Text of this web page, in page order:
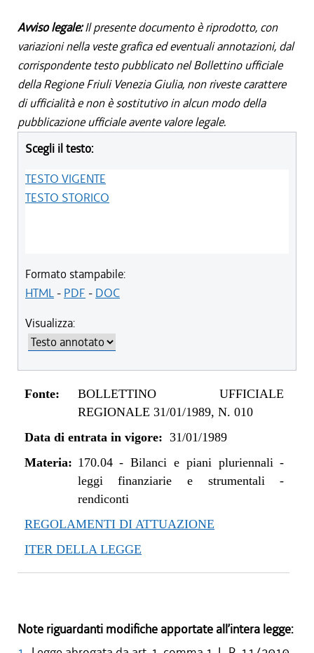
Avviso legale:Il presente documento è riprodotto, con
variazioni nella veste grafica ed eventuali annotazioni, dal
corrispondente testo pubblicato nel Bollettino ufficiale
della Regione Friuli Venezia Giulia, non riveste carattere
di ufficialità e non è sostitutivo in alcun modo della
pubblicazione ufficiale avente valore legale.
Scegli il testo:
TESTO VIGENTE
TESTO STORICO
Formato stampabile:
HTML- PDF - DOC
Visualizza:
Fonte:
BOLLETTINO UFFICIALE
REGIONALE 31/01/1989, N. 010
Data di entrata in vigore: 31/01/1989
Materia: 170.04-Bilanci e piani pluriennali -
leggi finanziarie e strumentali -
rendiconti
REGOLAMENTI DI ATTUAZIONE
ITER DELLA LEGGE
Note riguardanti modifiche apportate all’intera legge: